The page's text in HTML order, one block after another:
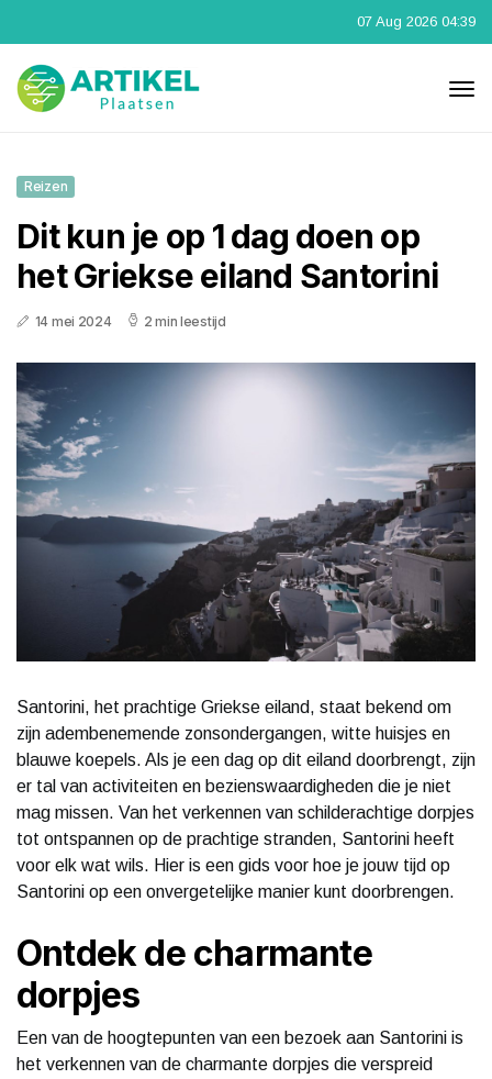
07 Aug 2026 04:39
Reizen
Dit kun je op 1 dag doen op
het Griekse eiland Santorini
14 mei 2024 2 min leestijd
Santorini, het prachtige Griekse eiland, staat bekend om
zijn adembenemende zonsondergangen, witte huisjes en
blauwe koepels. Als je een dag op dit eiland doorbrengt, zijn
er tal van activiteiten en bezienswaardigheden die je niet
mag missen. Van het verkennen van schilderachtige dorpjes
tot ontspannen op de prachtige stranden, Santorini heeft
voor elk wat wils. Hier is een gids voor hoe je jouw tijd op
Santorini op een onvergetelijke manier kunt doorbrengen.
Ontdek de charmante
dorpjes
Een van de hoogtepunten van een bezoek aan Santorini is
het verkennen van de charmante dorpjes die verspreid